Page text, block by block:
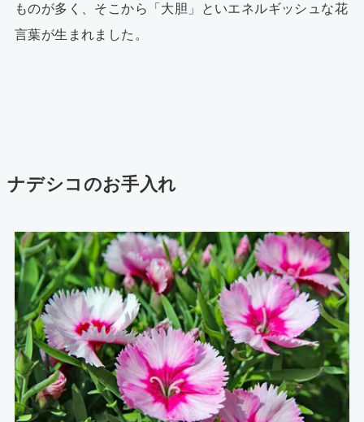
ものが多く、そこから「大胆」といエネルギッシュな花
言葉が生まれました。
ナデシコのお手入れ